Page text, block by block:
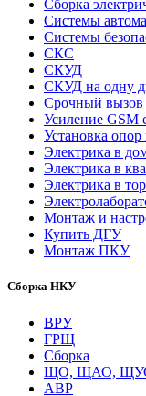
Сборка
Системы
Системы
СКС
СКУД
СКУД на одну
Срочный вызов
Усиление GSM
Установка
Электрика в
Электрика в
Электрика в
Монтаж и
Купить ДГУ
Монтаж ПКУ
Сборка НКУ
ВРУ
ГРЩ
Сборка
ЩО, ЩАО,
АВР